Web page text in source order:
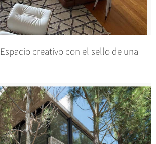
Espacio creativo con el sello de una